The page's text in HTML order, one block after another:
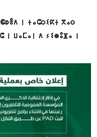
ⵏ ⵜⴰⵛⵔⵉⴽⵜ ⴳⴰⵔ
ⵏ ⵡⴰⵎⴰⵏ ⴷ ⵢⵉⵙⵓⴼⴰ ⵏ